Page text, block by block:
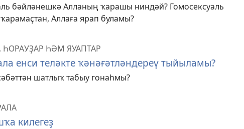
бәйләнешкә Алланың ҡарашы ниндәй? Гомосексуаль
ҡарамаҫтан, Аллаға ярап буламы?
ҺОРАУҘАР ҺӘМ ЯУАПТАР
енси теләкте ҡәнәғәтләндереү тыйыламы?
шатлыҡ табыу гонаһмы?
килегеҙ